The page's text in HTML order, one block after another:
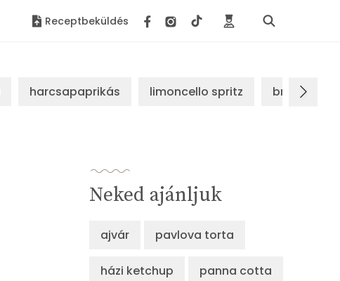
Receptbeküldés
harcsapaprikás limoncello spritz brassói
Neked ajánljuk
ajvár pavlova torta
házi ketchup panna cotta